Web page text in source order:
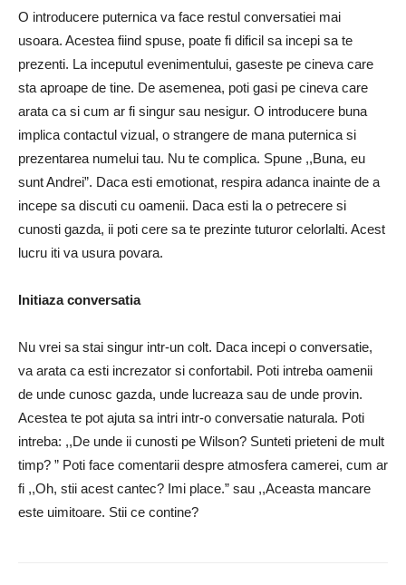
O introducere puternica va face restul conversatiei mai
usoara. Acestea fiind spuse, poate fi dificil sa incepi sa te
prezenti. La inceputul evenimentului, gaseste pe cineva care
sta aproape de tine. De asemenea, poti gasi pe cineva care
arata ca si cum ar fi singur sau nesigur. O introducere buna
implica contactul vizual, o strangere de mana puternica si
prezentarea numelui tau. Nu te complica. Spune ,,Buna, eu
sunt Andrei”. Daca esti emotionat, respira adanca inainte de a
incepe sa discuti cu oamenii. Daca esti la o petrecere si
cunosti gazda, ii poti cere sa te prezinte tuturor celorlalti. Acest
lucru iti va usura povara.
Initiaza conversatia
Nu vrei sa stai singur intr-un colt. Daca incepi o conversatie,
va arata ca esti increzator si confortabil. Poti intreba oamenii
de unde cunosc gazda, unde lucreaza sau de unde provin.
Acestea te pot ajuta sa intri intr-o conversatie naturala. Poti
intreba: ,,De unde ii cunosti pe Wilson? Sunteti prieteni de mult
timp? ” Poti face comentarii despre atmosfera camerei, cum ar
fi ,,Oh, stii acest cantec? Imi place.” sau ,,Aceasta mancare
este uimitoare. Stii ce contine?